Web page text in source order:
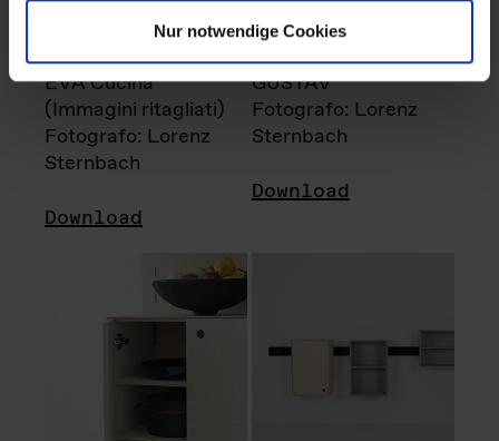
Nur notwendige Cookies
EVA Cucina
(Immagini ritagliati)
Fotografo: Lorenz
Sternbach
Download
GUSTAV
Fotografo: Lorenz
Sternbach
Download